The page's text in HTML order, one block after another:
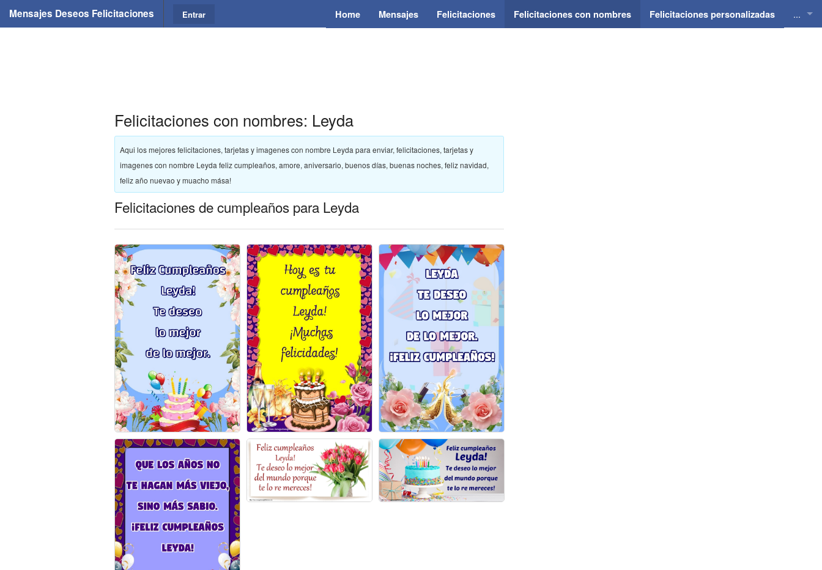
Mensajes Deseos Felicitaciones Home Mensajes Felicitaciones Felicitaciones con nombres Felicitaciones personalizadas ...
Entrar
Felicitaciones con nombres: Leyda
Aqui los mejores felicitaciones, tarjetas y imagenes con nombre Leyda para enviar, felicitaciones, tarjetas y
imagenes con nombre Leyda feliz cumpleaños, amore, aniversario, buenos días, buenas noches, feliz navidad,
feliz año nuevao y muacho mása!
Felicitaciones de cumpleaños para Leyda